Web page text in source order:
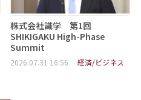
株式会社識学 第1回
SHIKIGAKU High-Phase
Summit
2026.07.31 16:56 経済/ビジネス